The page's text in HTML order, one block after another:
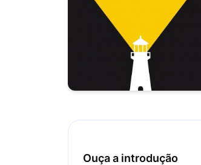
Ouça a introdução